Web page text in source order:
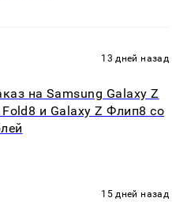
13 дней назад
на Samsung Galaxy Z
и Galaxy Z Флип8 со
15 дней назад